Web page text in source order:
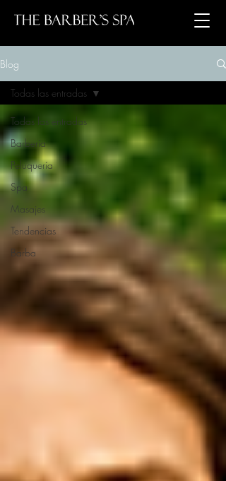
Blog
Todas las entradas
Barbería
Peluquería
Spa
Masajes
Tendencias
Barba
Todas las entradas